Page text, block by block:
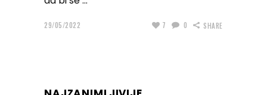
29/05/2022 7 0 SHARE